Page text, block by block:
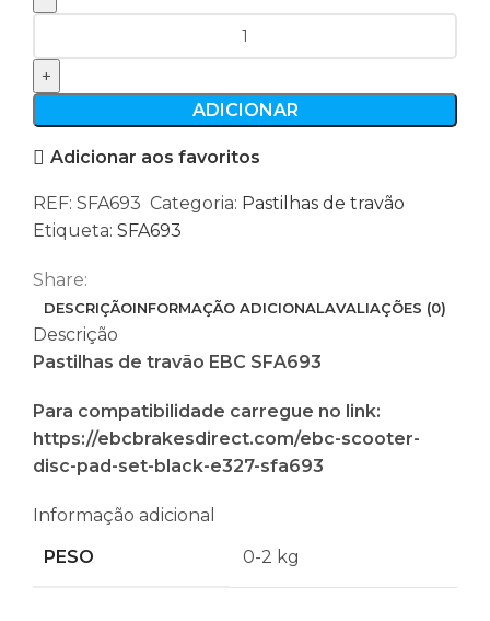
de
Pastilhas
EBC
ADICIONAR
Adicionar aos favoritos
REF: SFA693 Categoria: Pastilhas de travão
Etiqueta: SFA693
Share:
DESCRIÇÃOINFORMAÇÃO ADICIONALAVALIAÇÕES (0)
Descrição
Pastilhas de travão EBC SFA693
Para compatibilidade carregue no link:
https://ebcbrakesdirect.com/ebc-scooter-
disc-pad-set-black-e327-sfa693
Informação adicional
PESO
0-2 kg